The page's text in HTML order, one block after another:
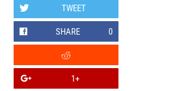
TWEET
SHARE 0
+1